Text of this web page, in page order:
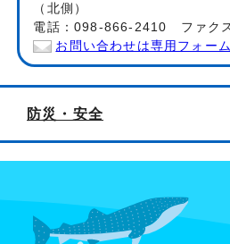
（北側）
電話：098-866-2410 ファク
お問い合わせは専用フォー
防災・安全